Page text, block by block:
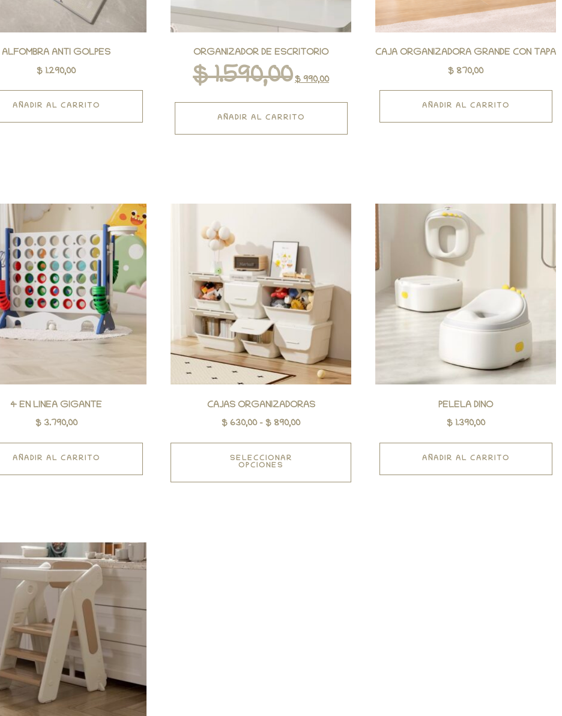
ALFOMBRA ANTI GOLPES
$ 1.290,00
AÑADIR AL CARRITO
ORGANIZADOR DE ESCRITORIO
$1.590,00 $990,00
AÑADIR AL CARRITO
CAJA ORGANIZADORA GRANDE CON TAPA
$ 870,00
AÑADIR AL CARRITO
4 EN LINEA GIGANTE
$3.790,00
AÑADIR AL CARRITO
CAJAS ORGANIZADORAS
$ 630,00 - $ 890,00
SELECCIONAR
OPCIONES
PELELA DINO
$1.390,00
AÑADIR AL CARRITO